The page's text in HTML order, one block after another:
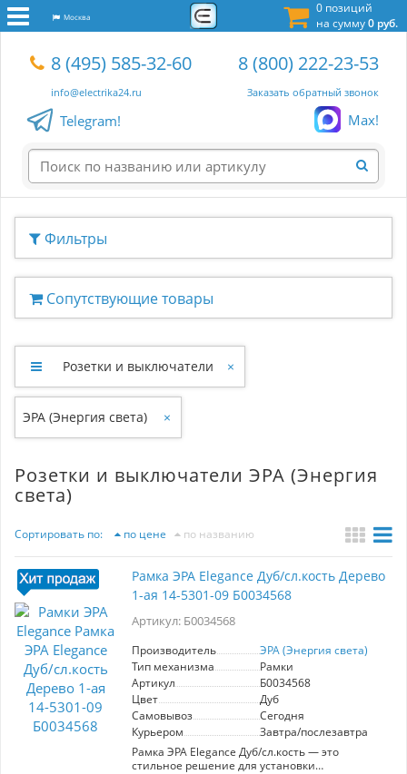
0 позиций
на сумму0 руб.
Москва
8 (495) 585-32-60
info@electrika24.ru
8 (800) 222-23-53
Заказать обратный звонок
Telegram! Max!
Фильтры
Сопутствующие товары
Розетки и выключатели ×
ЭРА (Энергия света) ×
Розетки и выключатели ЭРА (Энергия
света)
Сортировать по: по цене по названию
Рамка ЭРА Elegance Дуб/сл.кость Дерево
1-ая 14-5301-09 Б0034568
Артикул: Б0034568
Производитель
ЭРА (Энергия света)
Тип механизма
Рамки
Артикул
Б0034568
Цвет
Дуб
Самовывоз
Сегодня
Курьером
Завтра/послезавтра
Рамка ЭРА Elegance Дуб/сл.кость — это
стильное решение для установки